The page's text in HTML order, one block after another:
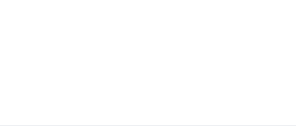
가 보이지 않으면 집으로 되돌아와 어머니에게 혼나고 난 후부터
댁으로 가신 할머니를 찾으려고 국민학교 2학년 8살 나이에 무임
아픔도 느꼈고 서대문 경찰서와 불광동 소년원을 지나쳐 어찌어
면 노란 삼각천을 달고 다니기도 하였다.
에 새로운 장사를 하기 위해 오토바이를 구입하였고 이틀 만에 오